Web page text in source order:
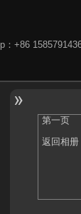
+86
第一页
返回相册